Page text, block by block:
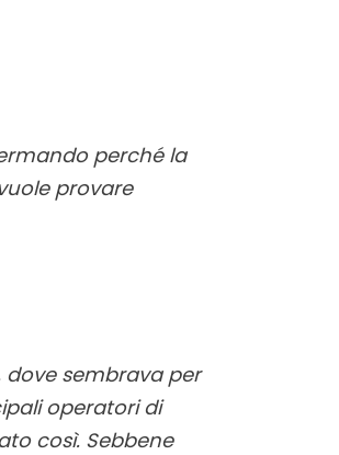
perché la
provare
dove sembrava per
operatori di
così. Sebbene